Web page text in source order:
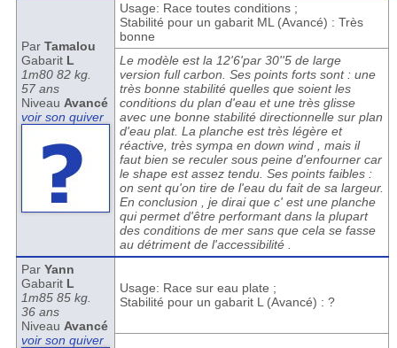
Par Tamalou
Gabarit L
1m80 82 kg.
57 ans
Niveau Avancé
voir son quiver
Usage: Race toutes conditions ;
Stabilité pour un gabarit ML (Avancé) : Très
bonne
Le modèle est la 12'6'par 30''5 de large
version full carbon. Ses points forts sont : une
très bonne stabilité quelles que soient les
conditions du plan d'eau et une très glisse
avec une bonne stabilité directionnelle sur plan
d'eau plat. La planche est très légère et
réactive, très sympa en down wind , mais il
faut bien se reculer sous peine d'enfourner car
le shape est assez tendu. Ses points faibles :
on sent qu'on tire de l'eau du fait de sa largeur.
En conclusion , je dirai que c' est une planche
qui permet d'être performant dans la plupart
des conditions de mer sans que cela se fasse
au détriment de l'accessibilité .
Par Yann
Gabarit L
1m85 85 kg.
36 ans
Niveau Avancé
voir son quiver
Usage: Race sur eau plate ;
Stabilité pour un gabarit L (Avancé) : ?